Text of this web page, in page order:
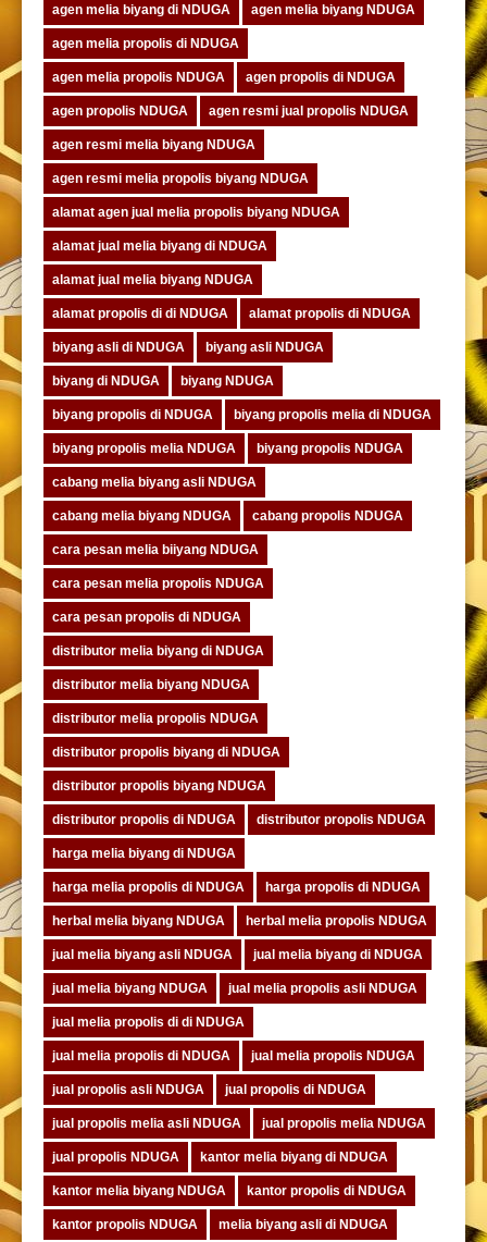
agen melia biyang di NDUGA agen melia biyang NDUGA
agen melia propolis di NDUGA
agen melia propolis NDUGA agen propolis di NDUGA
agen propolis NDUGA agen resmi jual propolis NDUGA
agen resmi melia biyang NDUGA
agen resmi melia propolis biyang NDUGA
alamat agen jual melia propolis biyang NDUGA
alamat jual melia biyang di NDUGA
alamat jual melia biyang NDUGA
alamat propolis di di NDUGA alamat propolis di NDUGA
biyang asli di NDUGA biyang asli NDUGA
biyang di NDUGA biyang NDUGA
biyang propolis di NDUGA biyang propolis melia di NDUGA
biyang propolis melia NDUGA biyang propolis NDUGA
cabang melia biyang asli NDUGA
cabang melia biyang NDUGA cabang propolis NDUGA
cara pesan melia biiyang NDUGA
cara pesan melia propolis NDUGA
cara pesan propolis di NDUGA
distributor melia biyang di NDUGA
distributor melia biyang NDUGA
distributor melia propolis NDUGA
distributor propolis biyang di NDUGA
distributor propolis biyang NDUGA
distributor propolis di NDUGA distributor propolis NDUGA
harga melia biyang di NDUGA
harga melia propolis di NDUGA harga propolis di NDUGA
herbal melia biyang NDUGA herbal melia propolis NDUGA
jual melia biyang asli NDUGA jual melia biyang di NDUGA
jual melia biyang NDUGA jual melia propolis asli NDUGA
jual melia propolis di di NDUGA
jual melia propolis di NDUGA jual melia propolis NDUGA
jual propolis asli NDUGA jual propolis di NDUGA
jual propolis melia asli NDUGA jual propolis melia NDUGA
jual propolis NDUGA kantor melia biyang di NDUGA
kantor melia biyang NDUGA kantor propolis di NDUGA
kantor propolis NDUGA melia biyang asli di NDUGA